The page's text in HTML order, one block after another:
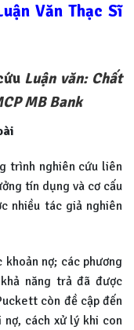
Văn Thạc Sĩ
Luận văn: Chất
MB Bank
trình nghiên cứu liên
tín dụng và cơ cấu
nhiều tác giả nghiên
nợ; các phương
năng trả đã được
còn đề cập đến
cách xử lý khi con